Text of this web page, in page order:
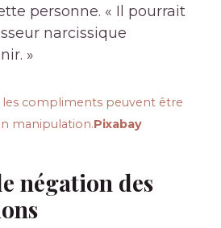
personne. « Il pourrait
narcissique
»
les compliments peuvent être
manipulation.Pixabay
négation des